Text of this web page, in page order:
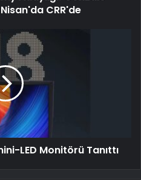
CRR'de
LED Monitörü Tanıttı